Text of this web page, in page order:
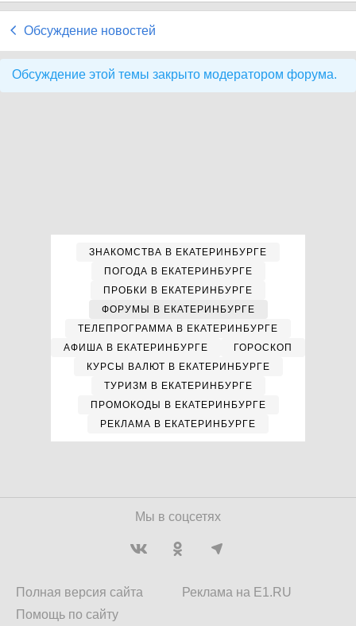
Обсуждение новостей
Обсуждение этой темы закрыто модератором форума.
ЗНАКОМСТВА В ЕКАТЕРИНБУРГЕ
ПОГОДА В ЕКАТЕРИНБУРГЕ
ПРОБКИ В ЕКАТЕРИНБУРГЕ
ФОРУМЫ В ЕКАТЕРИНБУРГЕ
ТЕЛЕПРОГРАММА В ЕКАТЕРИНБУРГЕ
АФИША В ЕКАТЕРИНБУРГЕ
ГОРОСКОП
КУРСЫ ВАЛЮТ В ЕКАТЕРИНБУРГЕ
ТУРИЗМ В ЕКАТЕРИНБУРГЕ
ПРОМОКОДЫ В ЕКАТЕРИНБУРГЕ
РЕКЛАМА В ЕКАТЕРИНБУРГЕ
Мы в соцсетях
Полная версия сайта
Помощь по сайту
Реклама на E1.RU